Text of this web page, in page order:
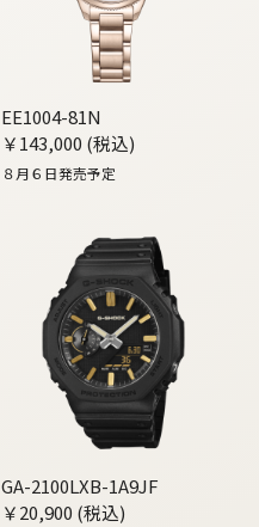
EE1004-81N
￥143,000 (税込)
８月６日発売予定
GA-2100LXB-1A9JF
￥20,900 (税込)